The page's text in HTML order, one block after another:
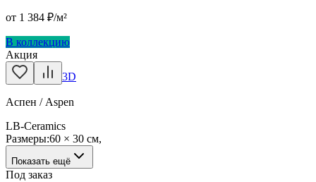
от 1 384 ₽/м²
В коллекцию
Акция
3D
Аспен / Aspen
LB-Ceramics
Размеры:60 × 30 см,
Показать ещё
Под заказ